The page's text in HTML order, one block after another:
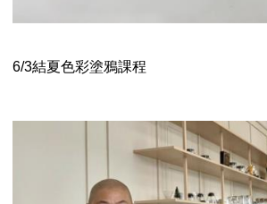
6/3結夏色彩塗鴉課程